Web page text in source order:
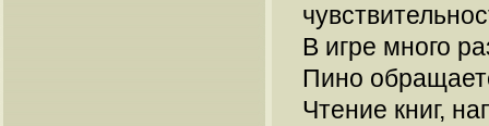
В игре много
Пино
Чтение книг,